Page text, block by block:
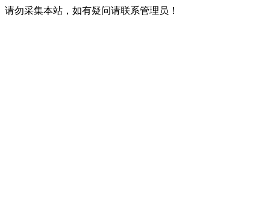
请勿采集本站，如有疑问请联系管理员！